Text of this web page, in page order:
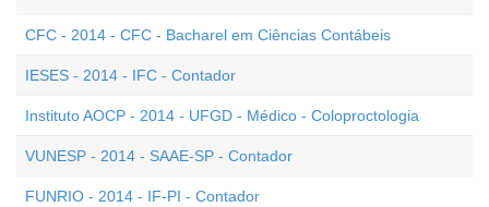
CFC - 2014 - CFC - Bacharel em Ciências Contábeis
IESES - 2014 - IFC - Contador
Instituto AOCP - 2014 - UFGD - Médico - Coloproctologia
VUNESP - 2014 - SAAE-SP - Contador
FUNRIO - 2014 - IF-PI - Contador